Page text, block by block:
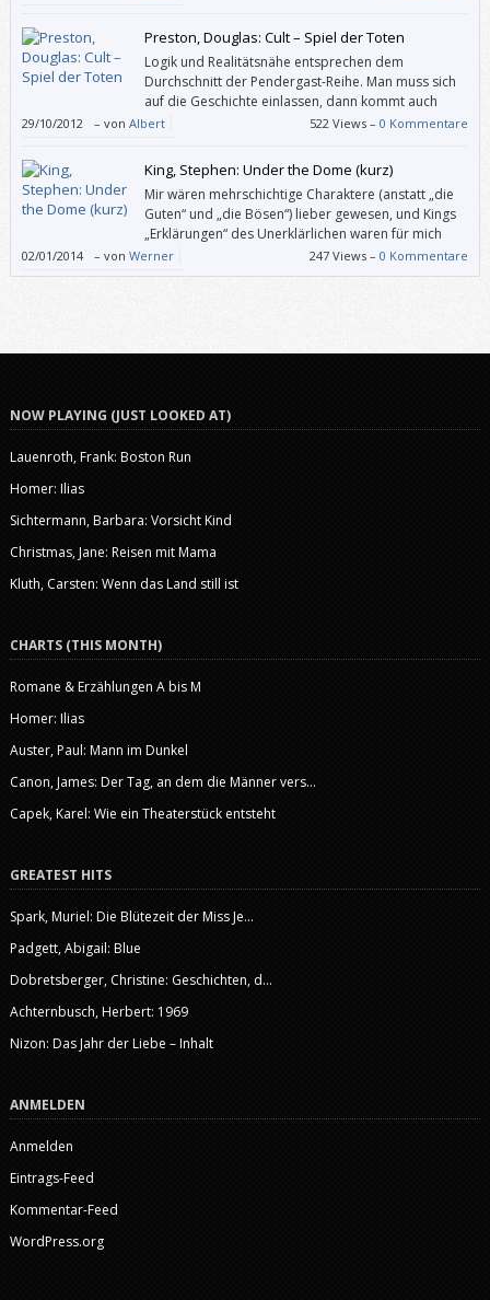
Preston, Douglas: Cult – Spiel der Toten
Logik und Realitätsnähe entsprechen dem
Durchschnitt der Pendergast-Reihe. Man muss sich
auf die Geschichte einlassen, dann kommt auch
Spannung auf. So darf es einen nicht stören, dass
ein Boot zuerst ein Stück im Rückwärtsgang vom Steg wegfährt, bevor
der Anlasser betätigt wird, um den Motor zu starten.
29/10/2012 – von Albert 522 Views –0 Kommentare
King, Stephen: Under the Dome (kurz)
Mir wären mehrschichtige Charaktere (anstatt „die
Guten“ und „die Bösen“) lieber gewesen, und Kings
„Erklärungen“ des Unerklärlichen waren für mich
noch nie befriedigend.
02/01/2014 – von Werner 247 Views –0 Kommentare
NOW PLAYING (JUST LOOKED AT)
Lauenroth, Frank: Boston Run
Homer: Ilias
Sichtermann, Barbara: Vorsicht Kind
Christmas, Jane: Reisen mit Mama
Kluth, Carsten: Wenn das Land still ist
CHARTS (THIS MONTH)
Romane & Erzählungen A bis M
Homer: Ilias
Auster, Paul: Mann im Dunkel
Canon, James: Der Tag, an dem die Männer vers...
Capek, Karel: Wie ein Theaterstück entsteht
GREATEST HITS
Spark, Muriel: Die Blütezeit der Miss Je...
Padgett, Abigail: Blue
Dobretsberger, Christine: Geschichten, d...
Achternbusch, Herbert: 1969
Nizon: Das Jahr der Liebe – Inhalt
ANMELDEN
Anmelden
Eintrags-Feed
Kommentar-Feed
WordPress.org